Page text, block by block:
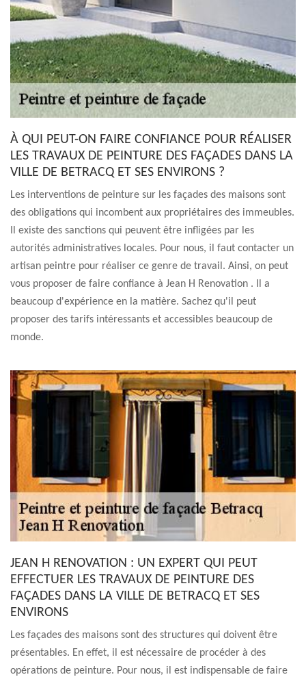
À QUI PEUT-ON FAIRE CONFIANCE POUR RÉALISER
LES TRAVAUX DE PEINTURE DES FAÇADES DANS LA
VILLE DE BETRACQ ET SES ENVIRONS ?
Les interventions de peinture sur les façades des maisons sont
des obligations qui incombent aux propriétaires des immeubles.
Il existe des sanctions qui peuvent être infligées par les
autorités administratives locales. Pour nous, il faut contacter un
artisan peintre pour réaliser ce genre de travail. Ainsi, on peut
vous proposer de faire confiance à Jean H Renovation . Il a
beaucoup d'expérience en la matière. Sachez qu'il peut
proposer des tarifs intéressants et accessibles beaucoup de
monde.
JEAN H RENOVATION : UN EXPERT QUI PEUT
EFFECTUER LES TRAVAUX DE PEINTURE DES
FAÇADES DANS LA VILLE DE BETRACQ ET SES
ENVIRONS
Les façades des maisons sont des structures qui doivent être
présentables. En effet, il est nécessaire de procéder à des
opérations de peinture. Pour nous, il est indispensable de faire